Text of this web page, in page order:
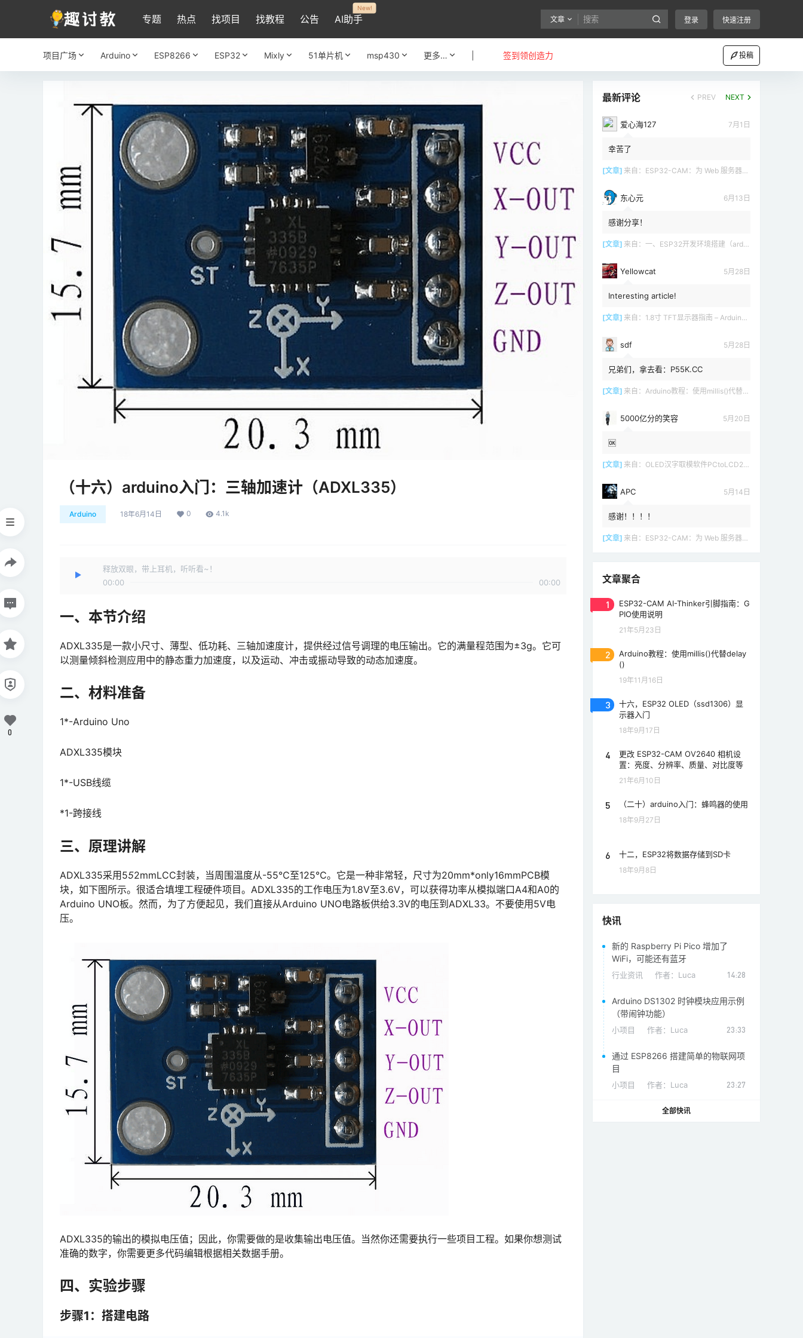
专题 热点 找项目 找教程 公告 AI助手
New!
文章 登录 快速注册
项目广场 Arduino ESP8266 ESP32 Mixly 51单片机 msp430 更多… 签到领创造力 投稿
（十六）arduino入门：三轴加速计（ADXL335）
Arduino 18年6月14日 0 4.1k
释放双眼，带上耳机，听听看~！
00:00
00:00
一、本节介绍
ADXL335是一款小尺寸、薄型、低功耗、三轴加速度计，提供经过信号调理的电压输出。它的满量程范围为±3g。它可
以测量倾斜检测应用中的静态重力加速度，以及运动、冲击或振动导致的动态加速度。
二、材料准备
1*-Arduino Uno
ADXL335模块
1*-USB线缆
*1-跨接线
三、原理讲解
ADXL335采用552mmLCC封装，当周围温度从-55℃至125℃。它是一种非常轻，尺寸为20mm*only16mmPCB模
块，如下图所示。很适合填埋工程硬件项目。ADXL335的工作电压为1.8V至3.6V，可以获得功率从模拟端口A4和A0的
Arduino UNO板。然而，为了方便起见，我们直接从Arduino UNO电路板供给3.3V的电压到ADXL33。不要使用5V电
压。
ADXL335的输出的模拟电压值；因此，你需要做的是收集输出电压值。当然你还需要执行一些项目工程。如果你想测试
准确的数字，你需要更多代码编辑根据相关数据手册。
四、实验步骤
步骤1：搭建电路
0
最新评论 PREV NEXT
爱心海127 7月1日
幸苦了
[文章] 来自： ESP32-CAM：为 Web 服务器（Arduino IDE）设置接入点（AP）
东心元 6月13日
感谢分享！
[文章] 来自： 一、ESP32开发环境搭建（arduino）
Yellowcat 5月28日
Interesting article!
[文章] 来自： 1.8寸 TFT显示器指南 – Arduino教程
sdf 5月28日
兄弟们，拿去看：P55K.CC
[文章] 来自： Arduino教程：使用millis()代替delay()
5000亿分的笑容 5月20日
🆗
[文章] 来自： OLED汉字取模软件PCtoLCD2002 LCD1602
APC 5月14日
感谢！！！！
[文章] 来自： ESP32-CAM：为 Web 服务器（Arduino IDE）设置接入点（AP）
文章聚合
1
ESP32-CAM AI-Thinker引脚指南：G
PIO使用说明
21年5月23日
2
Arduino教程：使用millis()代替delay
()
19年11月16日
3
十六，ESP32 OLED（ssd1306）显
示器入门
18年9月17日
4
更改 ESP32-CAM OV2640 相机设
置：亮度、分辨率、质量、对比度等
21年6月10日
5 （二十）arduino入门：蜂鸣器的使用
18年9月27日
6 十二，ESP32将数据存储到SD卡
18年9月8日
快讯
新的 Raspberry Pi Pico 增加了
WiFi，可能还有蓝牙
行业资讯 作者： Luca 14:28
Arduino DS1302 时钟模块应用示例
（带闹钟功能）
小项目 作者： Luca 23:33
通过 ESP8266 搭建简单的物联网项
目
小项目 作者： Luca 23:27
全部快讯